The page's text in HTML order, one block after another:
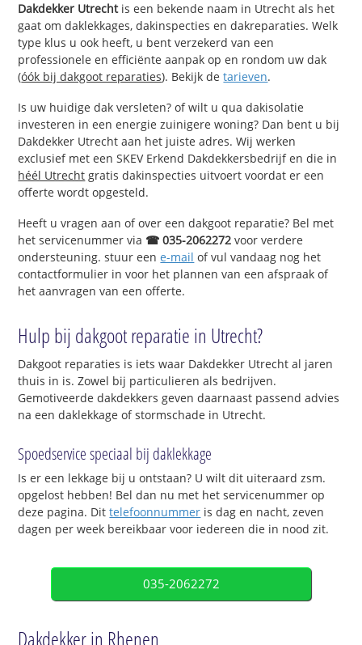
Dakdekker Utrechtis een bekende naam in Utrecht als het
gaat om daklekkages, dakinspecties en dakreparaties. Welk
type klus u ook heeft, u bent verzekerd van een
professionele en efficiënte aanpak op en rondom uw dak
(óók bij dakgoot reparaties). Bekijk detarieven.
Is uw huidige dak versleten? of wilt u qua dakisolatie
investeren in een energie zuinigere woning? Dan bent u bij
Dakdekker Utrecht aan het juiste adres. Wij werken
exclusief met een SKEV Erkend Dakdekkersbedrijf en die in
héél Utrecht gratis dakinspecties uitvoert voordat er een
offerte wordt opgesteld.
Heeft u vragen aan of over een dakgoot reparatie? Bel met
het servicenummer via ☎ 035-2062272 voor verdere
ondersteuning. stuur eene-mail of vul vandaag nog het
contactformulier in voor het plannen van een afspraak of
het aanvragen van een offerte.
Hulp bij dakgoot reparatie in Utrecht?
Dakgoot reparaties is iets waar Dakdekker Utrecht al jaren
thuis in is. Zowel bij particulieren als bedrijven.
Gemotiveerde dakdekkers geven daarnaast passend advies
na een daklekkage of stormschade in Utrecht.
Spoedservice speciaal bij daklekkage
Is er een lekkage bij u ontstaan? U wilt dit uiteraard zsm.
opgelost hebben! Bel dan nu met het servicenummer op
deze pagina. Dittelefoonnummer is dag en nacht, zeven
dagen per week bereikbaar voor iedereen die in nood zit.
035-2062272
Dakdekker in Rhenen